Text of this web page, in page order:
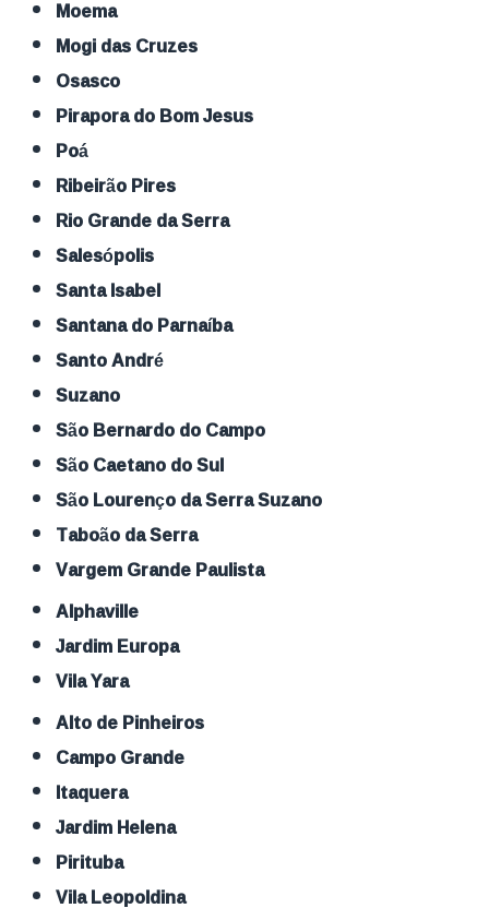
Moema
Mogi das Cruzes
Osasco
Pirapora do Bom Jesus
Poá
Ribeirão Pires
Rio Grande da Serra
Salesópolis
Santa Isabel
Santana do Parnaíba
Santo André
Suzano
São Bernardo do Campo
São Caetano do Sul
São Lourenço da Serra Suzano
Taboão da Serra
Vargem Grande Paulista
Alphaville
Jardim Europa
Vila Yara
Alto de Pinheiros
Campo Grande
Itaquera
Jardim Helena
Pirituba
Vila Leopoldina